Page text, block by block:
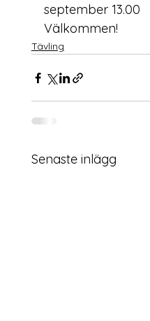
september 13.00
Välkommen!
Tävling
Senaste inlägg